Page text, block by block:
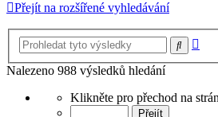
Přejít na rozšířené vyhledávání
Hledat
Nalezeno 988 výsledků hledání
StránkaKlikněte pro přechod na